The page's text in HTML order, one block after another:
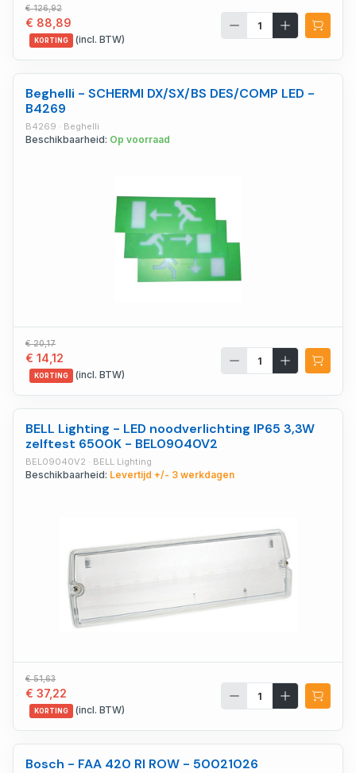
€ 126,92
€ 88,89
KORTING (incl. BTW)
Beghelli - SCHERMI DX/SX/BS DES/COMP LED -
B4269
B4269 · Beghelli
Beschikbaarheid: Op voorraad
€ 20,17
€ 14,12
KORTING (incl. BTW)
BELL Lighting - LED noodverlichting IP65 3,3W
zelftest 6500K - BEL09040V2
BEL09040V2 · BELL Lighting
Beschikbaarheid: Levertijd +/- 3 werkdagen
€ 51,63
€ 37,22
KORTING (incl. BTW)
Bosch - FAA 420 RI ROW - 50021026